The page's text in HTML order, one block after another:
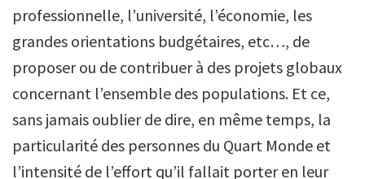
professionnelle, l’université, l’économie, les
grandes orientations budgétaires, etc…, de
proposer ou de contribuer à des projets globaux
concernant l’ensemble des populations. Et ce,
sans jamais oublier de dire, en même temps, la
particularité des personnes du Quart Monde et
l’intensité de l’effort qu’il fallait porter en leur